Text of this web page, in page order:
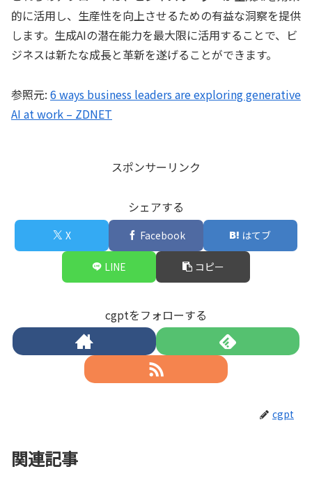
的に活用し、生産性を向上させるための有益な洞察を提供
します。生成AIの潜在能力を最大限に活用することで、ビ
ジネスは新たな成長と革新を遂げることができます。
参照元: 6 ways business leaders are exploring generative
AI at work – ZDNET
スポンサーリンク
シェアする
X Facebook はてブ
LINE コピー
cgptをフォローする
cgpt
関連記事